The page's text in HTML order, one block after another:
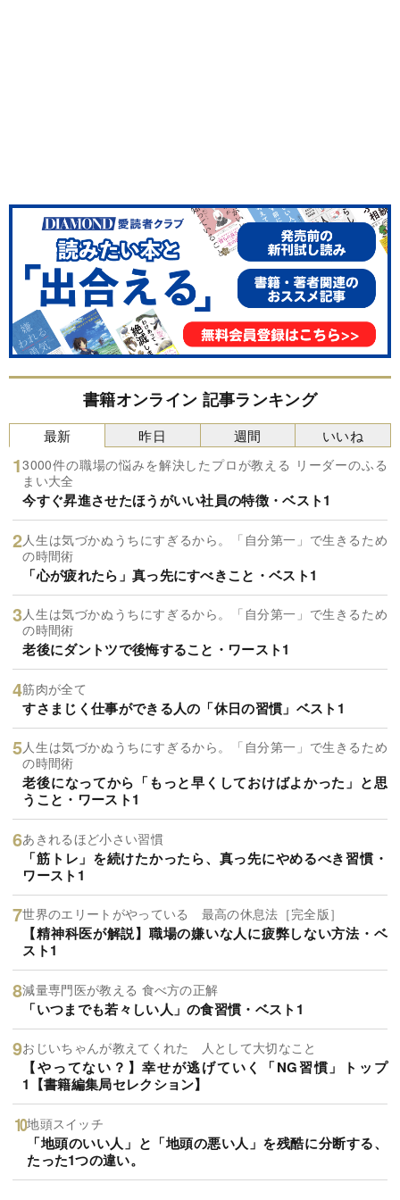
書籍オンライン 記事ランキング
最新
3000件の職場の悩みを解決したプロが教える リーダーのふる
まい大全
今すぐ昇進させたほうがいい社員の特徴・ベスト1
人生は気づかぬうちにすぎるから。「自分第一」で生きるため
の時間術
「心が疲れたら」真っ先にすべきこと・ベスト1
人生は気づかぬうちにすぎるから。「自分第一」で生きるため
の時間術
老後にダントツで後悔すること・ワースト1
筋肉が全て
すさまじく仕事ができる人の「休日の習慣」ベスト1
人生は気づかぬうちにすぎるから。「自分第一」で生きるため
の時間術
老後になってから「もっと早くしておけばよかった」と思
うこと・ワースト1
あきれるほど小さい習慣
「筋トレ」を続けたかったら、真っ先にやめるべき習慣・
ワースト1
世界のエリートがやっている 最高の休息法［完全版］
【精神科医が解説】職場の嫌いな人に疲弊しない方法・ベ
スト1
減量専門医が教える 食べ方の正解
「いつまでも若々しい人」の食習慣・ベスト1
おじいちゃんが教えてくれた 人として大切なこと
【やってない？】幸せが逃げていく「NG習慣」トップ
1【書籍編集局セレクション】
地頭スイッチ
「地頭のいい人」と「地頭の悪い人」を残酷に分断する、
たった1つの違い。
昨日 週間 いいね